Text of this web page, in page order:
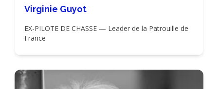
Virginie Guyot
EX-PILOTE DE CHASSE — Leader de la Patrouille de
France